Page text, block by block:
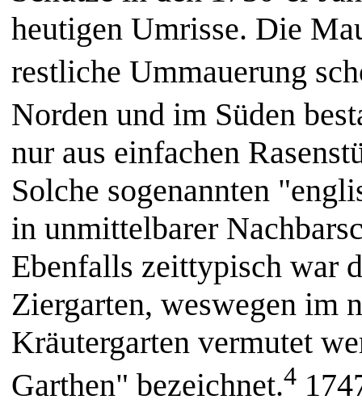
heutigen Umrisse. Die
restliche Ummauerung
Norden und im Süden
nur aus einfachen
Solche sogenannten
in unmittelbarer
Ebenfalls zeittypisch war
Ziergarten, weswegen im
Kräutergarten vermutet
Garthen" bezeichnet.4